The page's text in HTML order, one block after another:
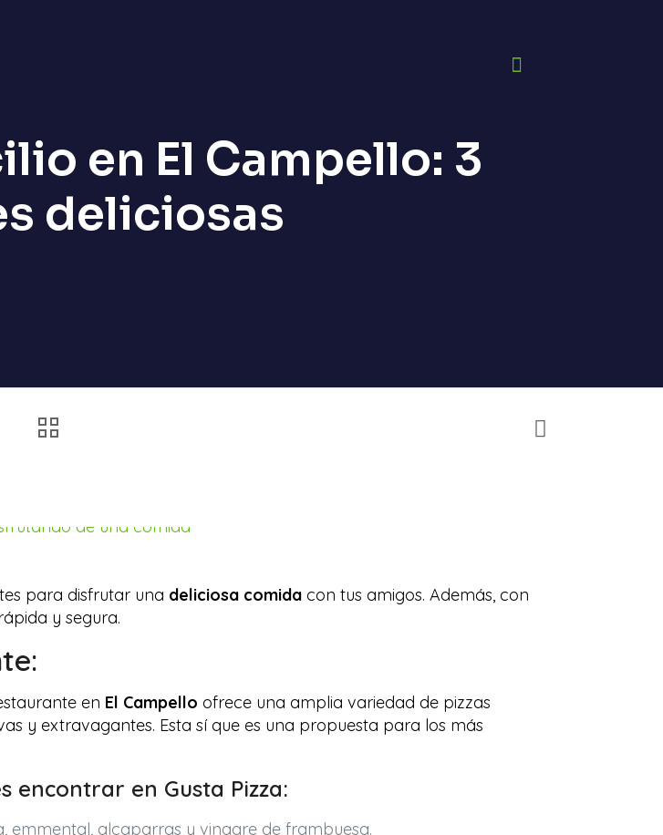
en El Campello: 3
deliciosas
para disfrutar una deliciosa comida con tus amigos. Además, con
y segura.
en El Campello ofrece una amplia variedad de pizzas
y extravagantes. Esta sí que es una propuesta para los más
encontrar en Gusta Pizza:
emmental, alcaparras y vinagre de frambuesa.